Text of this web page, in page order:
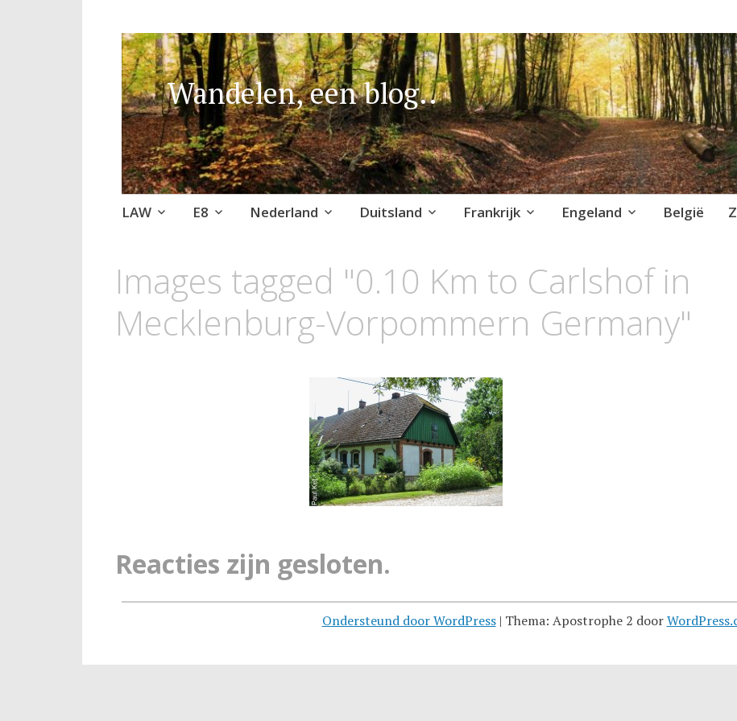
Wandelen, een blog..
Naar
LAW E8 Nederland Duitsland Frankrijk Engeland België
Images tagged "0.10 Km to Carlshof in
Mecklenburg-Vorpommern Germany"
Reacties zijn gesloten.
Ondersteund door WordPress | Thema: Apostrophe 2 door